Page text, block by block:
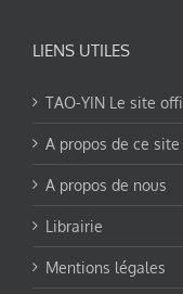
LIENS UTILES
TAO-YIN Le site
A propos de ce site
A propos de nous
Librairie
Mentions légales